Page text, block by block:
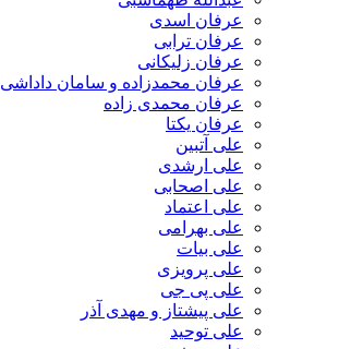
عرفان اسدی
عرفان ترابی
عرفان زلیکانی
عرفان محمدزاده و سامان داداشی
عرفان محمدی زاده
عرفان یکتا
علی آتبین
علی ارشدی
علی اصحابی
علی اعتماد
علی بهرامی
علی بیات
علی پرویزی
علی پی جی
علی پیشتاز و مهدی آذر
علی توحید